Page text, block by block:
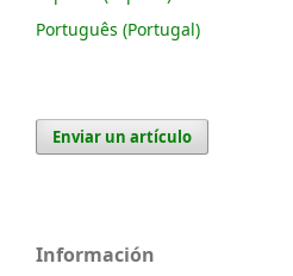
Português (Portugal)
Enviar un artículo
Información